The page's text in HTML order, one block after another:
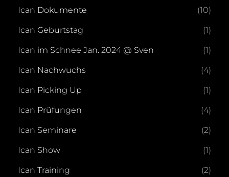
Ican Dokumente (10)
Ican Geburtstag (1)
Ican im Schnee Jan. 2024 @ Sven (1)
Ican Nachwuchs (4)
Ican Picking Up (1)
Ican Prüfungen (4)
Ican Seminare (2)
Ican Show (1)
Ican Training (2)